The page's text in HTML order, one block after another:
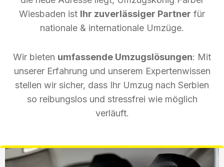
Wiesbaden ist Ihr zuverlässiger Partner für
nationale & internationale Umzüge.
Wir bieten umfassende Umzugslösungen: Mit
unserer Erfahrung und unserem Expertenwissen
stellen wir sicher, dass Ihr Umzug nach Serbien
so reibungslos und stressfrei wie möglich
verläuft.